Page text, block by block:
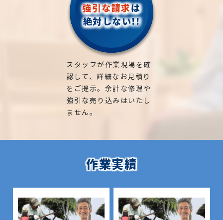
強引な請求は
絶対しない!!
スタッフが作業現場を確
認して、詳細なお見積り
をご提示。余計な修理や
強引な売り込みはいたし
ません。
作業実績